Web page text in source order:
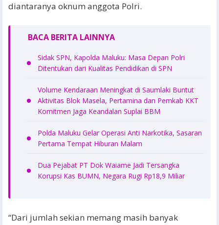
diantaranya oknum anggota Polri.
BACA BERITA LAINNYA
Sidak SPN, Kapolda Maluku: Masa Depan Polri
Ditentukan dari Kualitas Pendidikan di SPN
Volume Kendaraan Meningkat di Saumlaki Buntut
Aktivitas Blok Masela, Pertamina dan Pemkab KKT
Komitmen Jaga Keandalan Suplai BBM
Polda Maluku Gelar Operasi Anti Narkotika, Sasaran
Pertama Tempat Hiburan Malam
Dua Pejabat PT Dok Waiame Jadi Tersangka
Korupsi Kas BUMN, Negara Rugi Rp18,9 Miliar
“Dari jumlah sekian memang masih banyak